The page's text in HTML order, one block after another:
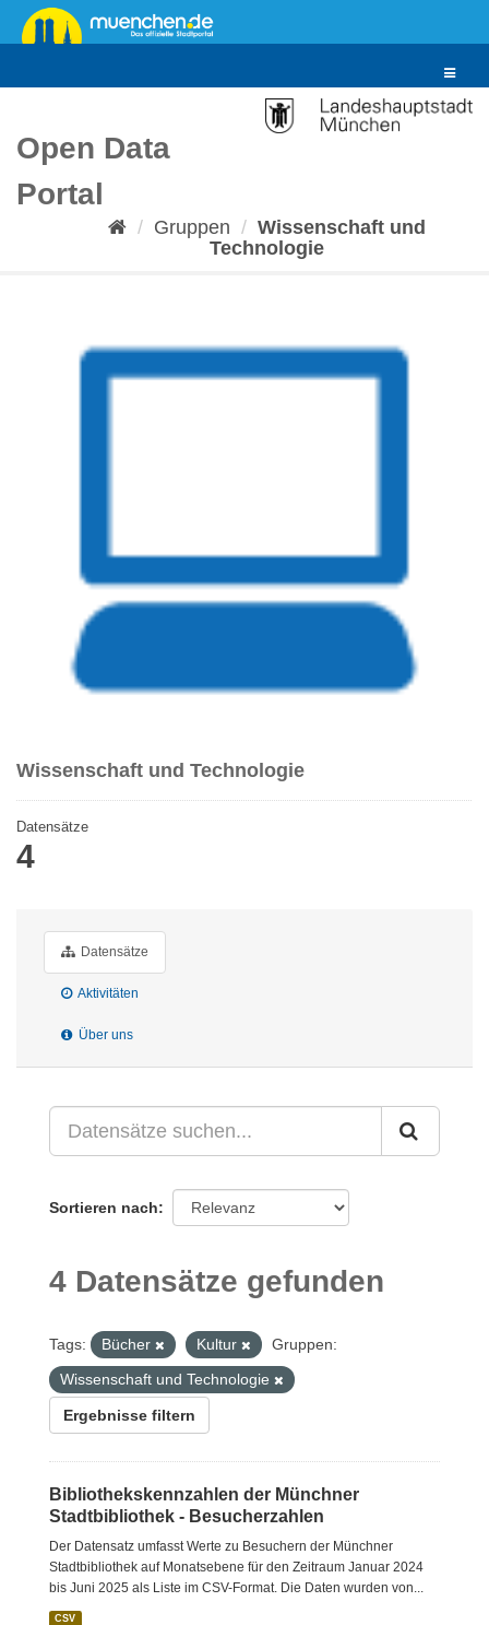
Überspringen
zum
Toggle
Open Data
Portal
Gruppen
Wissenschaft und
Technologie
Wissenschaft und Technologie
Datensätze
4
Datensätze
Aktivitäten
Über uns
Sortieren nach
4 Datensätze gefunden
Tags: Bücher Kultur
Gruppen:
Wissenschaft und Technologie
Ergebnisse filtern
Bibliothekskennzahlen der Münchner
Stadtbibliothek - Besucherzahlen
Der Datensatz umfasst Werte zu Besuchern der Münchner
Stadtbibliothek auf Monatsebene für den Zeitraum Januar 2024
bis Juni 2025 als Liste im CSV-Format. Die Daten wurden von...
CSV